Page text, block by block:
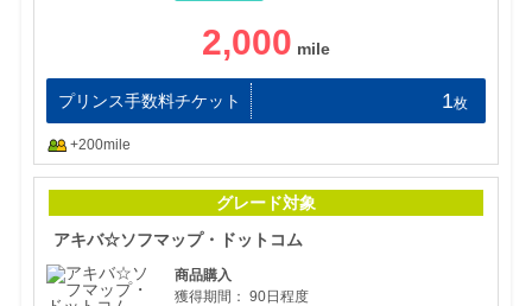
2,000
プリンス手数料チケット 1枚
+200mile
グレード対象
アキバ☆ソフマップ・ドットコム
商品購入
獲得期間： 90日程度